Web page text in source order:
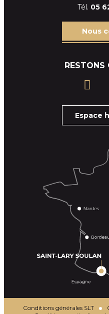
Tél. 05
Nous
RESTONS
Espace
Conditions générales SLT